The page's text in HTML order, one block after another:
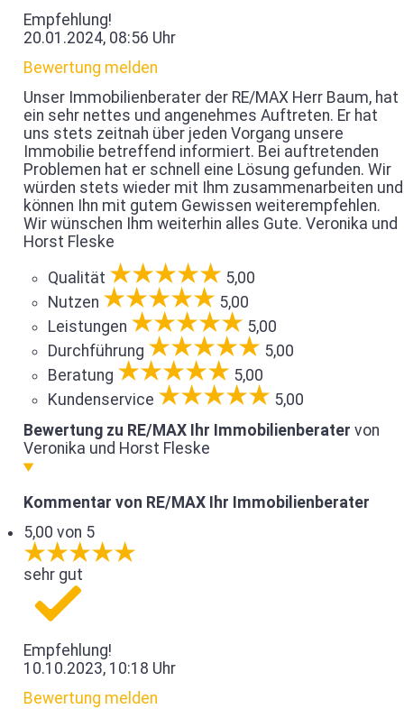
Empfehlung!
20.01.2024, 08:56 Uhr
Bewertung melden
Unser Immobilienberater der RE/MAX Herr Baum, hat
ein sehr nettes und angenehmes Auftreten. Er hat
uns stets zeitnah über jeden Vorgang unsere
Immobilie betreffend informiert. Bei auftretenden
Problemen hat er schnell eine Lösung gefunden. Wir
würden stets wieder mit Ihm zusammenarbeiten und
können Ihn mit gutem Gewissen weiterempfehlen.
Wir wünschen Ihm weiterhin alles Gute. Veronika und
Horst Fleske
Qualität
5,00
Nutzen
5,00
Leistungen
5,00
Durchführung
5,00
Beratung
5,00
Kundenservice
5,00
Bewertung zu RE/MAX Ihr Immobilienberater von
Veronika und Horst Fleske
Kommentar von RE/MAX Ihr Immobilienberater
5,00 von 5
sehr gut
Empfehlung!
10.10.2023, 10:18 Uhr
Bewertung melden